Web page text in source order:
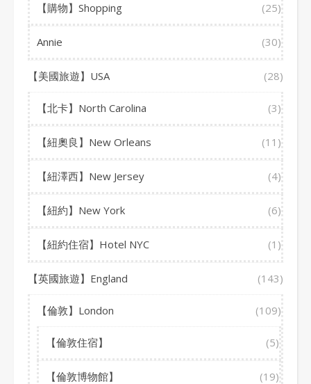
【購物】Shopping (25)
Annie (30)
【美國旅遊】USA (28)
【北卡】North Carolina (3)
【紐奧良】New Orleans (11)
【紐澤西】New Jersey (4)
【紐約】New York (6)
【紐約住宿】Hotel NYC (1)
【英國旅遊】England (143)
【倫敦】London (109)
【倫敦住宿】 (5)
【倫敦博物館】 (19)